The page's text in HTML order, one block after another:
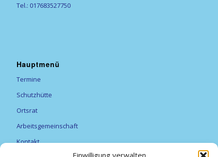
Einwilligung verwalten
Tel.: 017683527750
Hauptmenü
Termine
Schutzhütte
Ortsrat
Arbeitsgemeinschaft
Kontakt